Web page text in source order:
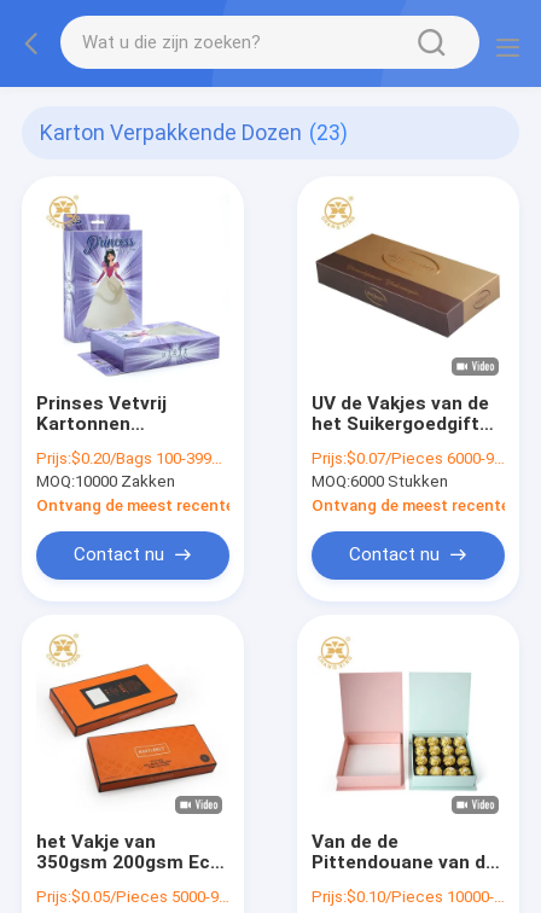
Karton Verpakkende Dozen (23)
Prinses Vetvrij
Kartonnen
Prijs:$0.20/Bags 100-3999 Bags
MOQ:10000 Zakken
Ontvang de meest recente Prijs
Contact nu
UV de Vakjes van de
het Suikergoedgift
Deklaagchocolade de
Vakjes van Baklava
Verpakkende
Document en Karton
Verpakking
Prijs:$0.07/Pieces 6000-99999 Pieces
MOQ:6000 Stukken
Ontvang de meest recente
Contact nu
het Vakje van
350gsm 200gsm Eco
Verpakkende
Prijs:$0.05/Pieces 5000-99999 Pieces
Van de de
Pittendouane van de
Vriendschappelijke
Prijs:$0.10/Pieces 10000-99999 Pieces